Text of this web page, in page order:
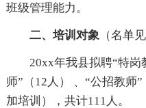
班级管理能力。
二、培训对象 （名单
20xx年我县拟聘“特岗
师”（12人） 、“公招教师
加培训），共计111人。